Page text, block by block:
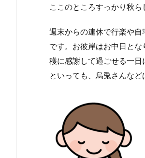
ここのところすっかり秋
週末からの連休で行楽や
です。 お彼岸はお中日と
穫に感謝して過ごせる一日
といっても、烏兎さんな